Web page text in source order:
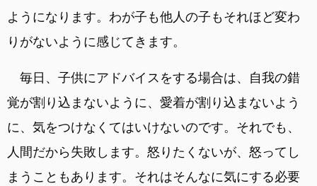
ようになります。わが子も他人の子もそれほど変わ
りがないように感じてきます。
毎日、子供にアドバイスをする場合は、自我の錯
覚が割り込まないように、愛着が割り込まないよう
に、気をつけなくてはいけないのです。それでも、
人間だから失敗します。怒りたくないが、怒ってし
まうこともあります。それはそんなに気にする必要